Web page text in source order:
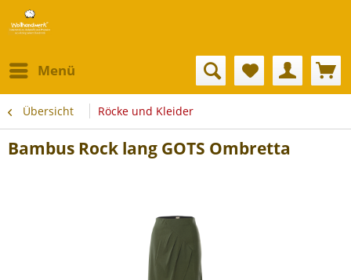
Menü
Übersicht Röcke und Kleider
Bambus Rock lang GOTS Ombretta